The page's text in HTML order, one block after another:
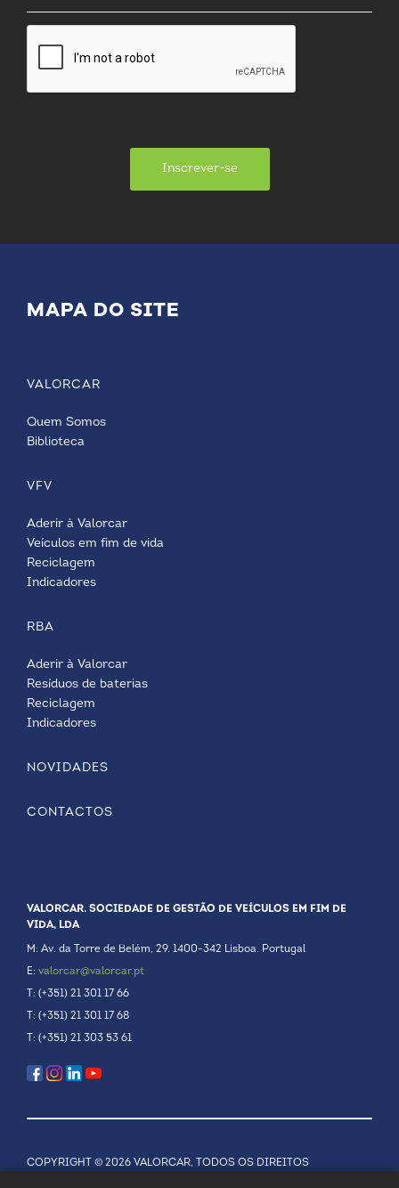
Inscrever-se
MAPA DO SITE
VALORCAR
Quem Somos
Biblioteca
VFV
Aderir à Valorcar
Veículos em fim de vida
Reciclagem
Indicadores
RBA
Aderir à Valorcar
Resíduos de baterias
Reciclagem
Indicadores
NOVIDADES
CONTACTOS
VALORCAR. SOCIEDADE DE GESTÃO DE VEÍCULOS EM FIM DE
VIDA, LDA
M: Av. da Torre de Belém, 29. 1400-342 Lisboa. Portugal
E: valorcar@valorcar.pt
T: (+351) 21 301 17 66
T: (+351) 21 301 17 68
T: (+351) 21 303 53 61
COPYRIGHT © 2026 VALORCAR, TODOS OS DIREITOS